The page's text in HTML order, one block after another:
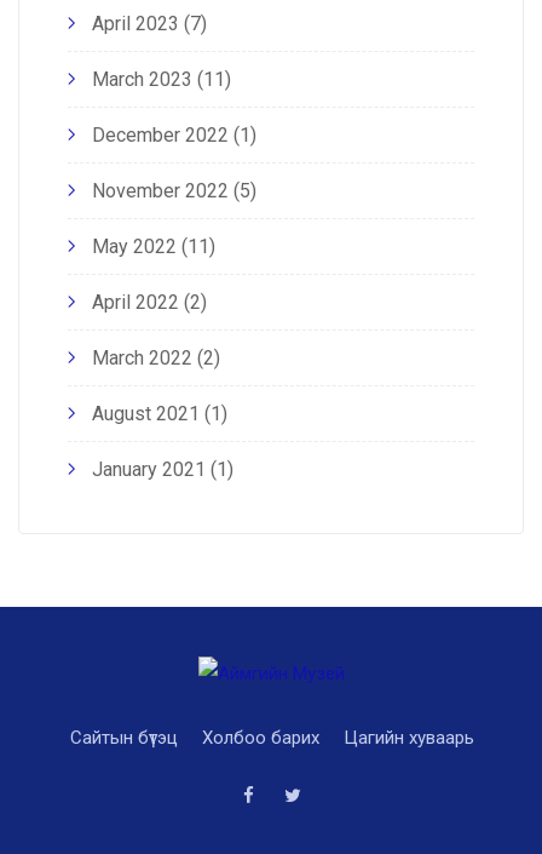
April 2023 (7)
March 2023 (11)
December 2022 (1)
November 2022 (5)
May 2022 (11)
April 2022 (2)
March 2022 (2)
August 2021 (1)
January 2021 (1)
Сайтын бүтэц Холбоо барих Цагийн хуваарь